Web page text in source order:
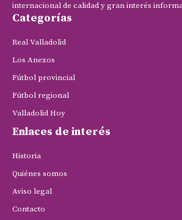
internacional de calidad y gran interés
Categorías
Real Valladolid
Los Anexos
Fútbol provincial
Fútbol regional
Valladolid Hoy
Enlaces de interés
Historia
Quiénes somos
Aviso legal
Contacto